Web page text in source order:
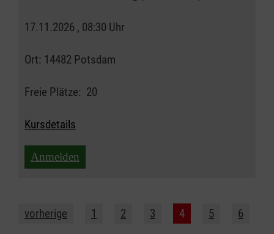
17.11.2026 , 08:30 Uhr
Ort: 14482 Potsdam
Freie Plätze: 20
Kursdetails
Anmelden
vorherige 1 2 3 4 5 6